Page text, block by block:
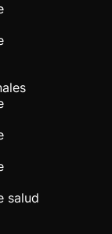
salud